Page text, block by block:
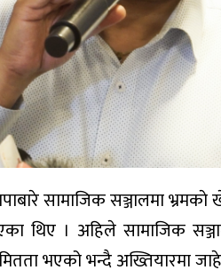
सामाजिक सञ्जालमा
। अहिले सामाजिक
भएको भन्दै अख्तियारमा